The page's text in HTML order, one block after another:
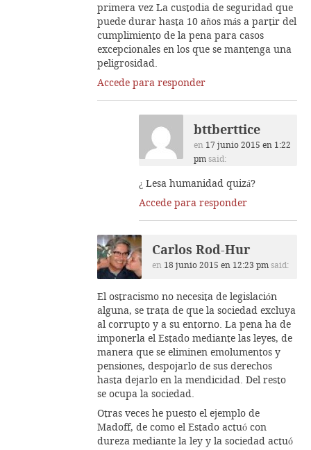
primera vez La custodia de seguridad que
puede durar hasta 10 años más a partir del
cumplimiento de la pena para casos
excepcionales en los que se mantenga una
peligrosidad.
Accede para responder
bttberttice
en 17 junio 2015 en 1:22
pm said:
¿ Lesa humanidad quizá?
Accede para responder
Carlos Rod-Hur
en 18 junio 2015 en 12:23 pm said:
El ostracismo no necesita de legislación
alguna, se trata de que la sociedad excluya
al corrupto y a su entorno. La pena ha de
imponerla el Estado mediante las leyes, de
manera que se eliminen emolumentos y
pensiones, despojarlo de sus derechos
hasta dejarlo en la mendicidad. Del resto
se ocupa la sociedad.
Otras veces he puesto el ejemplo de
Madoff, de como el Estado actuó con
dureza mediante la ley y la sociedad actuó